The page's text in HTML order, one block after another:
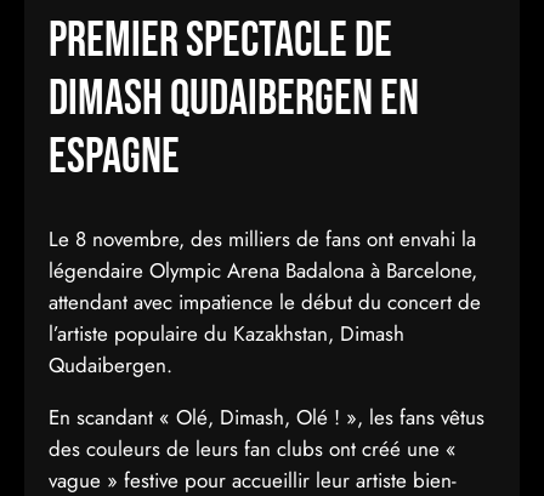
premier spectacle de
Dimash Qudaibergen en
Espagne
Le 8 novembre, des milliers de fans ont envahi la
légendaire Olympic Arena Badalona à Barcelone,
attendant avec impatience le début du concert de
l’artiste populaire du Kazakhstan, Dimash
Qudaibergen.
En scandant « Olé, Dimash, Olé ! », les fans vêtus
des couleurs de leurs fan clubs ont créé une «
vague » festive pour accueillir leur artiste bien-